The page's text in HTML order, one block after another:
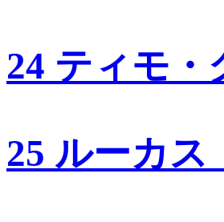
24 ティモ・
25 ルーカ